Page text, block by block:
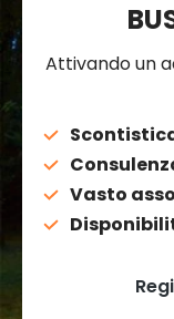
Attivando un
Vasto